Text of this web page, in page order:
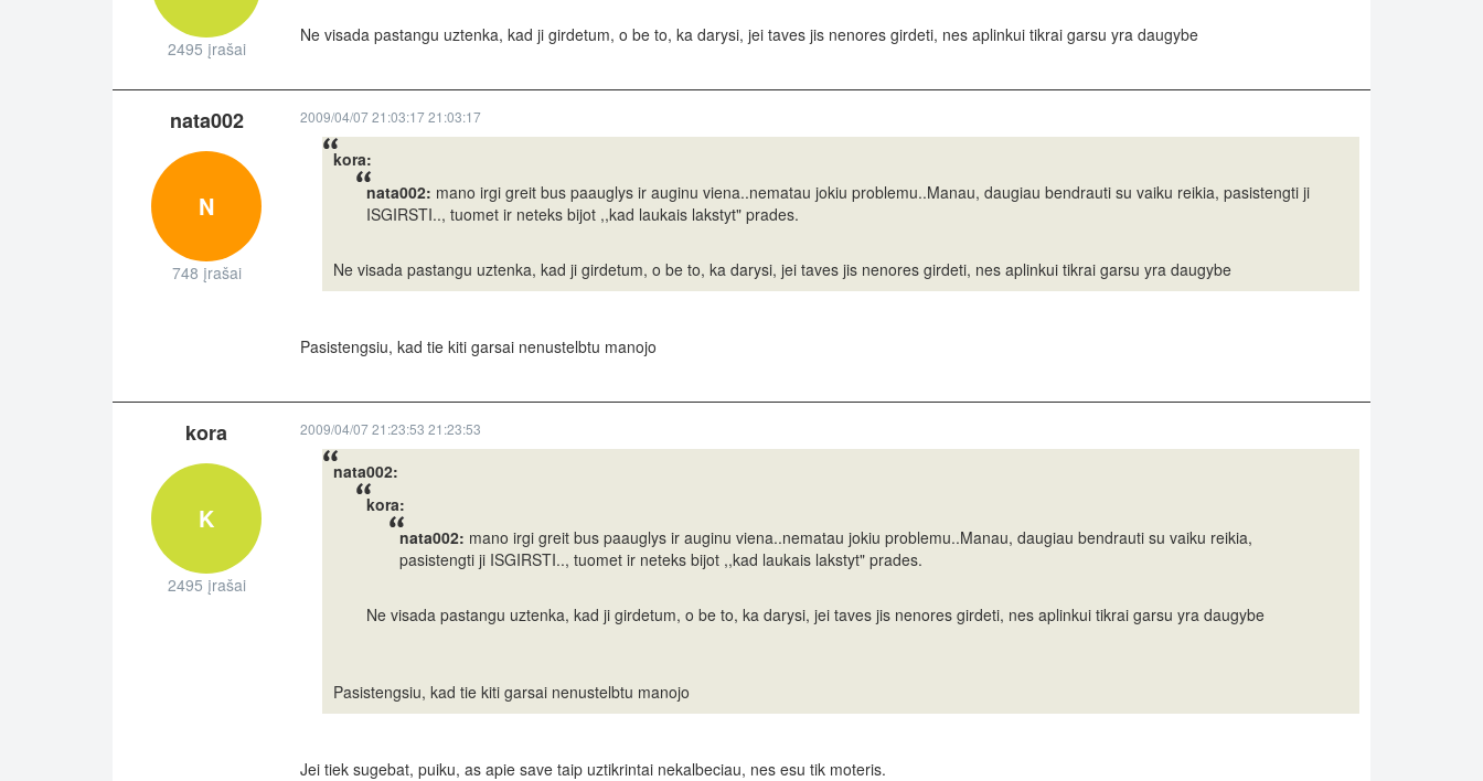
2495 įrašai
Ne visada pastangu uztenka, kad ji girdetum, o be to, ka darysi, jei taves jis nenores girdeti, nes aplinkui tikrai garsu yra daugybe
nata002
N
748 įrašai
2009/04/07 21:03:17 21:03:17
kora:
nata002: mano irgi greit bus paauglys ir auginu viena..nematau jokiu problemu..Manau, daugiau bendrauti su vaiku reikia, pasistengti ji
ISGIRSTI.., tuomet ir neteks bijot ,,kad laukais lakstyt" prades.
Ne visada pastangu uztenka, kad ji girdetum, o be to, ka darysi, jei taves jis nenores girdeti, nes aplinkui tikrai garsu yra daugybe
Pasistengsiu, kad tie kiti garsai nenustelbtu manojo
kora
K
2495 įrašai
2009/04/07 21:23:53 21:23:53
nata002:
kora:
nata002: mano irgi greit bus paauglys ir auginu viena..nematau jokiu problemu..Manau, daugiau bendrauti su vaiku reikia,
pasistengti ji ISGIRSTI.., tuomet ir neteks bijot ,,kad laukais lakstyt" prades.
Ne visada pastangu uztenka, kad ji girdetum, o be to, ka darysi, jei taves jis nenores girdeti, nes aplinkui tikrai garsu yra daugybe
Pasistengsiu, kad tie kiti garsai nenustelbtu manojo
Jei tiek sugebat, puiku, as apie save taip uztikrintai nekalbeciau, nes esu tik moteris.